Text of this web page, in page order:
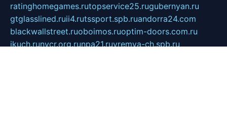
ratinghomegames.rutopservice25.rugubernyan.ru
gtglasslined.ruii4.rutssport.spb.ruandorra24.com
blackwallstreet.ruoboimos.ruoptim-doors.com.ru
ikuch.runycr.org.runpa21.ruvremya-ch.spb.ru